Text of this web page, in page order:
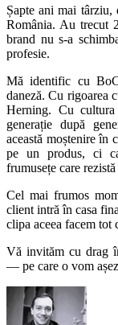
Șapte ani mai
România. Au trecut
brand nu s-a
profesie.
Mă identific cu
daneză. Cu rigoarea
Herning. Cu cultura
generație după
această moștenire
pe un produs, ci
frumusețe care
Cel mai frumos
client intră în casa
clipa aceea facem tot
Vă invităm cu drag
— pe care o vom